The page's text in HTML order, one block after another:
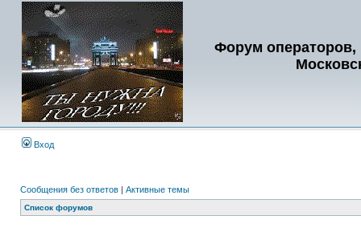
Форум операторов,
Вход
Сообщения без ответов | Активные темы
Список форумов